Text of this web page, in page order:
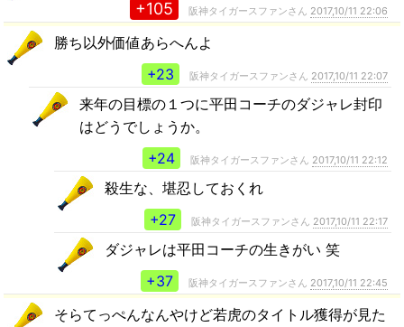
+105 阪神タイガースファンさん 2017,10/11 22:06
勝ち以外価値あらへんよ
+23
阪神タイガースファンさん 2017,10/11 22:07
来年の目標の１つに平田コーチのダジャレ封印
はどうでしょうか。
+24
阪神タイガースファンさん 2017,10/11 22:12
殺生な、堪忍しておくれ
+27
阪神タイガースファンさん 2017,10/11 22:17
ダジャレは平田コーチの生きがい 笑
+37
阪神タイガースファンさん 2017,10/11 22:45
そらてっぺんなんやけど若虎のタイトル獲得が見た